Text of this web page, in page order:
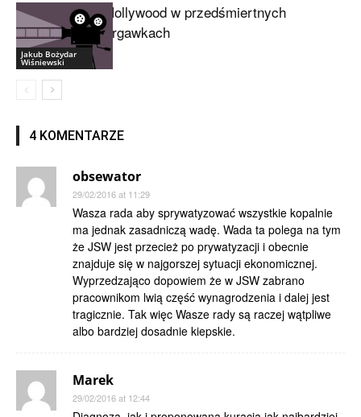
Jakub Bożydar
Wiśniewski
Hollywood w przedśmiertnych
drgawkach
4 KOMENTARZE
obsewator
29/02/2016 at 11:29
Wasza rada aby sprywatyzować wszystkie kopalnie
ma jednak zasadniczą wadę. Wada ta polega na tym
że JSW jest przecież po prywatyzacji i obecnie
znajduje się w najgorszej sytuacji ekonomicznej.
Wyprzedzająco dopowiem że w JSW zabrano
pracownikom lwią część wynagrodzenia i dalej jest
tragicznie. Tak więc Wasze rady są raczej wątpliwe
albo bardziej dosadnie kiepskie.
Marek
29/02/2016 at 12:44